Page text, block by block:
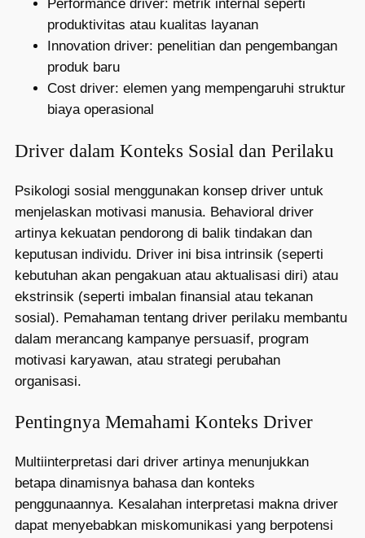
Performance driver: metrik internal seperti
produktivitas atau kualitas layanan
Innovation driver: penelitian dan pengembangan
produk baru
Cost driver: elemen yang mempengaruhi struktur
biaya operasional
Driver dalam Konteks Sosial dan Perilaku
Psikologi sosial menggunakan konsep driver untuk
menjelaskan motivasi manusia. Behavioral driver
artinya kekuatan pendorong di balik tindakan dan
keputusan individu. Driver ini bisa intrinsik (seperti
kebutuhan akan pengakuan atau aktualisasi diri) atau
ekstrinsik (seperti imbalan finansial atau tekanan
sosial). Pemahaman tentang driver perilaku membantu
dalam merancang kampanye persuasif, program
motivasi karyawan, atau strategi perubahan
organisasi.
Pentingnya Memahami Konteks Driver
Multiinterpretasi dari driver artinya menunjukkan
betapa dinamisnya bahasa dan konteks
penggunaannya. Kesalahan interpretasi makna driver
dapat menyebabkan miskomunikasi yang berpotensi